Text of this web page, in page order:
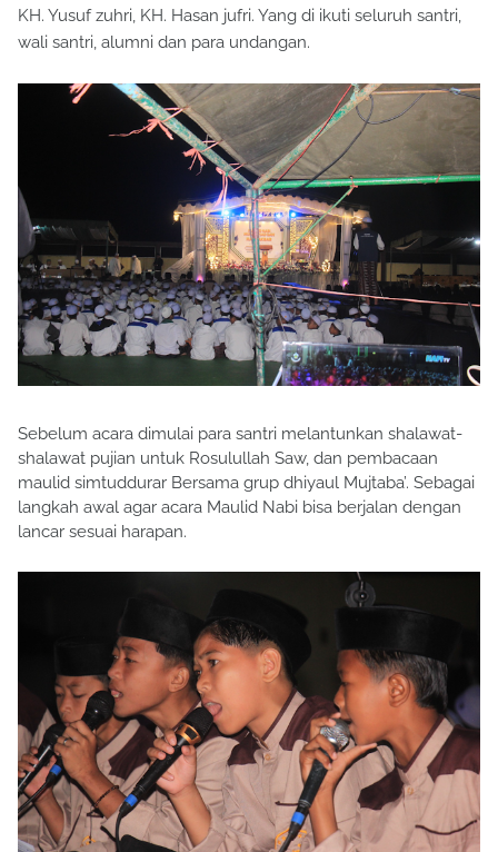
KH. Yusuf zuhri, KH. Hasan jufri. Yang di ikuti seluruh santri,
wali santri, alumni dan para undangan.
Sebelum acara dimulai para santri melantunkan shalawat-
shalawat pujian untuk Rosulullah Saw, dan pembacaan
maulid simtuddurar Bersama grup dhiyaul Mujtaba’. Sebagai
langkah awal agar acara Maulid Nabi bisa berjalan dengan
lancar sesuai harapan.